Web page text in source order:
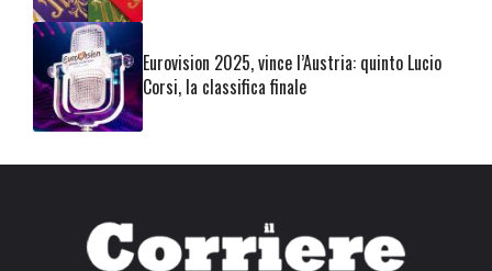
Eurovision 2025, vince l’Austria: quinto Lucio
Corsi, la classifica finale